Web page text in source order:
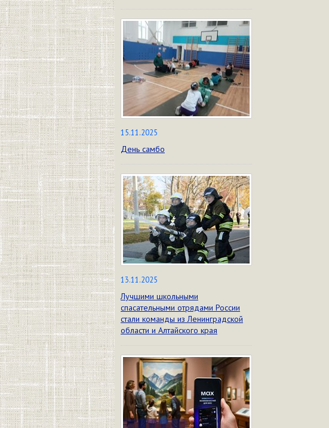
15.11.2025
День самбо
13.11.2025
Лучшими школьными
спасательными отрядами России
стали команды из Ленинградской
области и Алтайского края